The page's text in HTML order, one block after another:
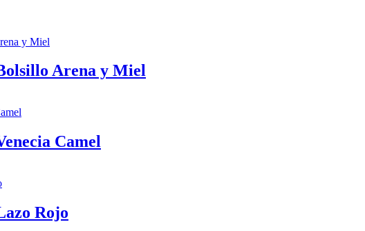
Arena y Miel
Camel
Rojo